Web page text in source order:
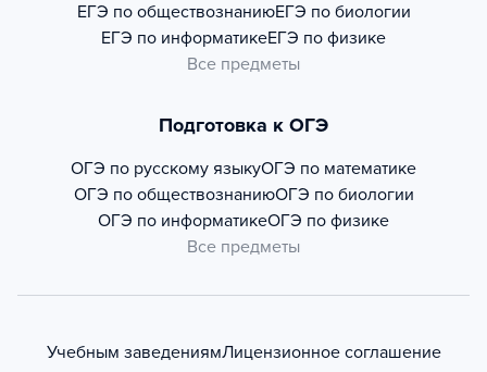
ЕГЭ по обществознаниюЕГЭ по биологии
ЕГЭ по информатикеЕГЭ по физике
Все предметы
Подготовка к ОГЭ
ОГЭ по русскому языкуОГЭ по математике
ОГЭ по обществознаниюОГЭ по биологии
ОГЭ по информатикеОГЭ по физике
Все предметы
Учебным заведениямЛицензионное соглашение